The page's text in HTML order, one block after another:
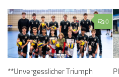
0
**Unvergesslicher Triumph